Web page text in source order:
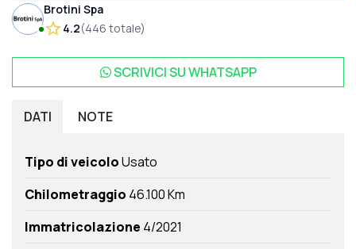
Brotini Spa
4.2(446 totale)
SCRIVICI SUWHATSAPP
DATI NOTE
Tipo di veicoloUsato
Chilometraggio 46.100 Km
Immatricolazione 4/2021